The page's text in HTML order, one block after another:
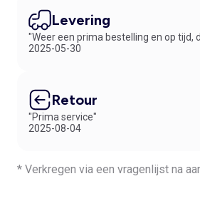
Levering
"Weer een prima bestelling en op tijd,
2025-05-30
Retour
"Prima service"
2025-08-04
* Verkregen via een vragenlijst na